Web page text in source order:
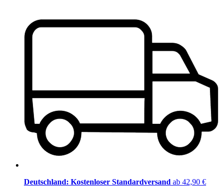
Deutschland: Kostenloser Standardversand ab 42,90 €